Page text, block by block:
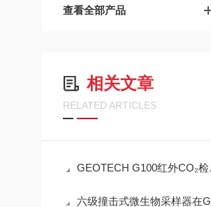
查看全部产品
相关文章
RELATED ARTICLES
GEOTECH G100红外CO₂检测仪技术参数
六级撞击式微生物采样器在GB/T 18204.3中的技术适配性分析